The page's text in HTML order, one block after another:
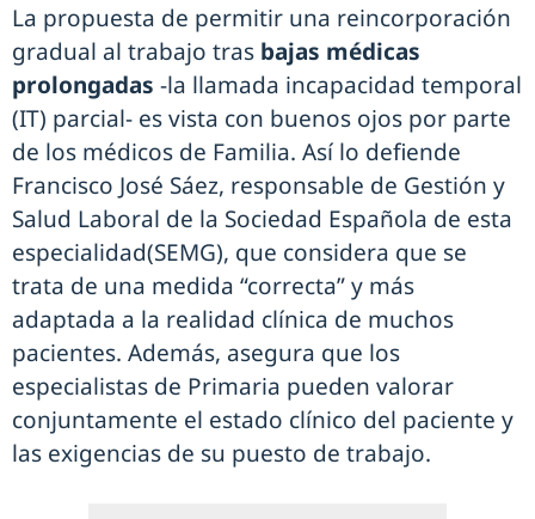
La propuesta de permitir una reincorporación
gradual al trabajo tras bajas médicas
prolongadas -la llamada incapacidad temporal
(IT) parcial- es vista con buenos ojos por parte
de los médicos de Familia. Así lo defiende
Francisco José Sáez, responsable de Gestión y
Salud Laboral de la Sociedad Española de esta
especialidad(SEMG), que considera que se
trata de una medida “correcta” y más
adaptada a la realidad clínica de muchos
pacientes. Además, asegura que los
especialistas de Primaria pueden valorar
conjuntamente el estado clínico del paciente y
las exigencias de su puesto de trabajo.